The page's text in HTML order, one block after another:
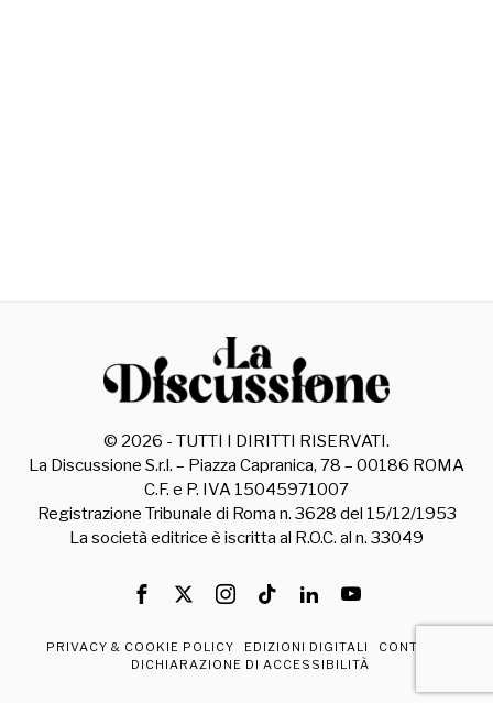
© 2026 - TUTTI I DIRITTI RISERVATI.
La Discussione S.r.l. – Piazza Capranica, 78 – 00186 ROMA
C.F. e P. IVA 15045971007
Registrazione Tribunale di Roma n. 3628 del 15/12/1953
La società editrice è iscritta al R.O.C. al n. 33049
PRIVACY & COOKIE POLICY EDIZIONI DIGITALI
CONTATTI
DICHIARAZIONE DI ACCESSIBILITÀ